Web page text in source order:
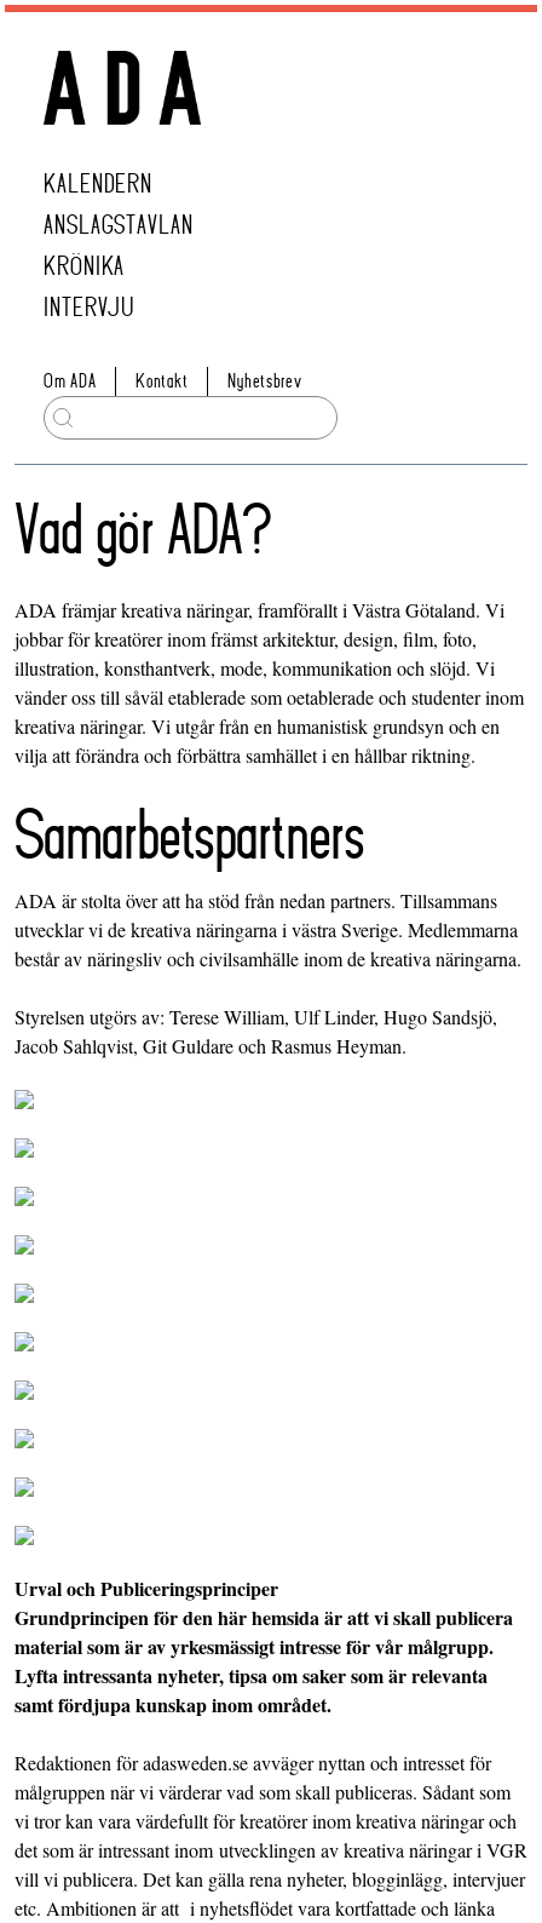
KALENDERN
ANSLAGSTAVLAN
KRÖNIKA
INTERVJU
Om ADA Kontakt Nyhetsbrev
Vad gör ADA?
ADA främjar kreativa näringar, framförallt i Västra Götaland. Vi
jobbar för kreatörer inom främst arkitektur, design, film, foto,
illustration, konsthantverk, mode, kommunikation och slöjd. Vi
vänder oss till såväl etablerade som oetablerade och studenter inom
kreativa näringar. Vi utgår från en humanistisk grundsyn och en
vilja att förändra och förbättra samhället i en hållbar riktning.
Samarbetspartners
ADA är stolta över att ha stöd från nedan partners. Tillsammans
utvecklar vi de kreativa näringarna i västra Sverige. Medlemmarna
består av näringsliv och civilsamhälle inom de kreativa näringarna.
Styrelsen utgörs av: Terese William, Ulf Linder, Hugo Sandsjö,
Jacob Sahlqvist, Git Guldare och Rasmus Heyman.
Urval och Publiceringsprinciper
Grundprincipen för den här hemsida är att vi skall publicera
material som är av yrkesmässigt intresse för vår målgrupp.
Lyfta intressanta nyheter, tipsa om saker som är relevanta
samt fördjupa kunskap inom området.
Redaktionen för adasweden.se avväger nyttan och intresset för
målgruppen när vi värderar vad som skall publiceras. Sådant som
vi tror kan vara värdefullt för kreatörer inom kreativa näringar och
det som är intressant inom utvecklingen av kreativa näringar i VGR
vill vi publicera. Det kan gälla rena nyheter, blogginlägg, intervjuer
etc. Ambitionen är att i nyhetsflödet vara kortfattade och länka